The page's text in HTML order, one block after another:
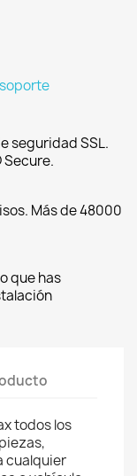
seguridad SSL.
Secure.
Más de 48000
que has
todos los
cualquier